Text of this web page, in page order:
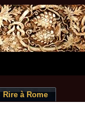
Rire à Rome